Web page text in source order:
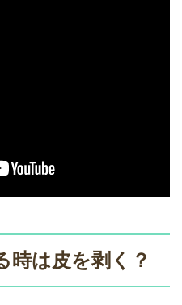
時は皮を剥く？